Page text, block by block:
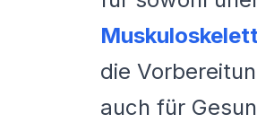
die
auch für